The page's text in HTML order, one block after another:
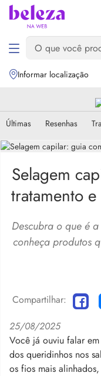
Informar localização
Últimas Resenhas
Selagem
tratamento
Descubra o que é
conheça produtos
Compartilhar:
25/08/2025
Você já ouviu falar em
dos queridinhos nos
os fios mais